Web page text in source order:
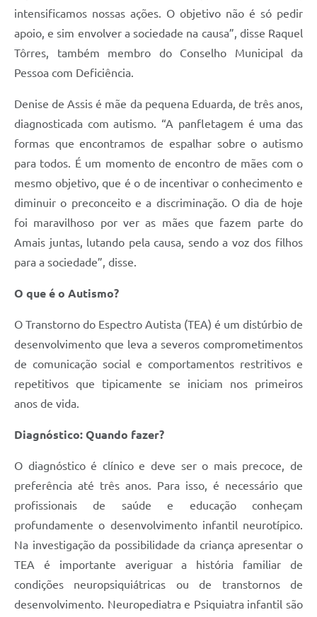
intensificamos nossas ações. O objetivo não é só pedir
apoio, e sim envolver a sociedade na causa”, disse Raquel
Tôrres, também membro do Conselho Municipal da
Pessoa com Deficiência.
Denise de Assis é mãe da pequena Eduarda, de três anos,
diagnosticada com autismo. “A panfletagem é uma das
formas que encontramos de espalhar sobre o autismo
para todos. É um momento de encontro de mães com o
mesmo objetivo, que é o de incentivar o conhecimento e
diminuir o preconceito e a discriminação. O dia de hoje
foi maravilhoso por ver as mães que fazem parte do
Amais juntas, lutando pela causa, sendo a voz dos filhos
para a sociedade”, disse.
O que é o Autismo?
O Transtorno do Espectro Autista (TEA) é um distúrbio de
desenvolvimento que leva a severos comprometimentos
de comunicação social e comportamentos restritivos e
repetitivos que tipicamente se iniciam nos primeiros
anos de vida.
Diagnóstico: Quando fazer?
O diagnóstico é clínico e deve ser o mais precoce, de
preferência até três anos. Para isso, é necessário que
profissionais de saúde e educação conheçam
profundamente o desenvolvimento infantil neurotípico.
Na investigação da possibilidade da criança apresentar o
TEA é importante averiguar a história familiar de
condições neuropsiquiátricas ou de transtornos de
desenvolvimento. Neuropediatra e Psiquiatra infantil são